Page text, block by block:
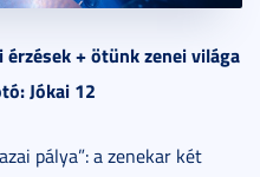
+ ötünk zenei világa
Jókai 12
pálya”: a zenekar két